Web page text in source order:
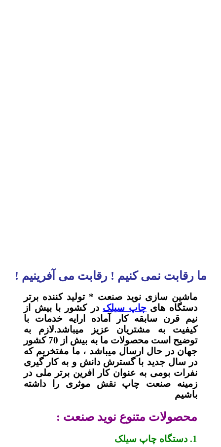
ما رقابت نمی کنیم ! رقابت می آفرینیم !
ماشین سازی نوید صنعت * تولید کننده برتر
دستگاه هایچاپ سیلک در کشور با بیش از
نیم قرن سابقه کار آماده ارایه خدمات با
کیفیت به مشتریان عزیز میباشد.لازم به
توضیح است محصولات ما به بیش از 70 کشور
جهان در حال ارسال میباشد ، ما مفتخریم که
در سال جدید با گسترش دانش و به کار گیری
نفرات بومی به عنوان کار افرین برتر ملی در
زمینه صنعت چاپ نقش موثری را داشته
باشیم
محصولات متنوع نوید صنعت :
1. دستگاه چاپ سیلک